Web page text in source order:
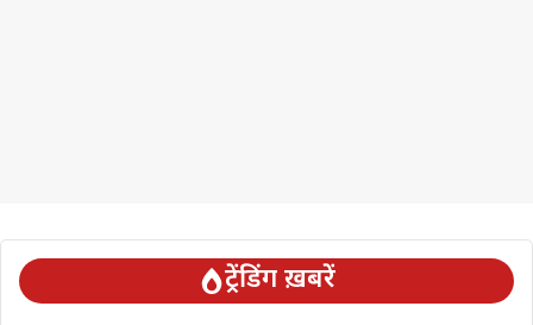
ट्रेंडिंग ख़बरें